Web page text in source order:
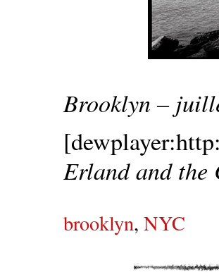
Brooklyn –
Erland and
brooklyn, NYC